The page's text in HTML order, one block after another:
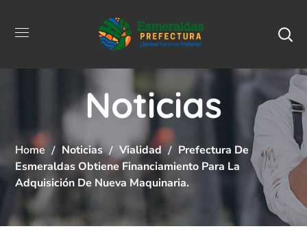
Noticias
Home Noticias Vialidad
Prefectura De
Esmeraldas Obtiene Financiamiento Para La
Adquisición De Nueva Maquinaria.